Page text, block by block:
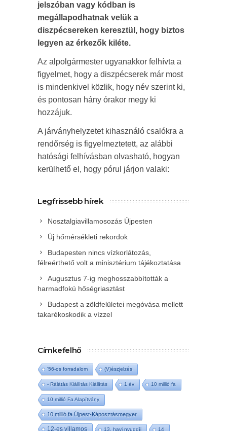
jelszóban vagy kódban is
megállapodhatnak velük a
diszpécsereken keresztül, hogy biztos
legyen az érkezők kiléte.
Az alpolgármester ugyanakkor felhívta a
figyelmet, hogy a diszpécserek már most
is mindenkivel közlik, hogy név szerint ki,
és pontosan hány órakor megy ki
hozzájuk.
A járványhelyzetet kihasználó csalókra a
rendőrség is figyelmeztetett, az alábbi
hatósági felhívásban olvasható, hogyan
kerülhető el, hogy pórul járjon valaki:
Legfrissebb hírek
Nosztalgiavillamosozás Újpesten
Új hőmérsékleti rekordok
Budapesten nincs vízkorlátozás,
félreérthető volt a minisztérium tájékoztatása
Augusztus 7-ig meghosszabbították a
harmadfokú hőségriasztást
Budapest a zöldfelületei megóvása mellett
takarékoskodik a vízzel
Címkefelhő
'56-os forradalom (V)észjelzés
- Rálátás Kiállítás Kiállítás 1 év 10 millió fa
10 millió Fa Alapítvány
10 millió fa Újpest-Káposztásmegyer
12-es villamos 13. havi nyugdíj 14